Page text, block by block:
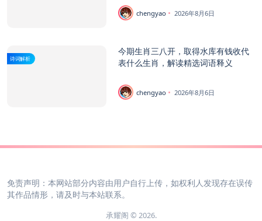
chengyao 2026年8月6日
诗词解析
今期生肖三八开，取得水库有钱收代
表什么生肖，解读精选词语释义
chengyao 2026年8月6日
免责声明：本网站部分内容由用户自行上传，如权利人发现存在误传
其作品情形，请及时与本站联系。
承耀阁 © 2026.